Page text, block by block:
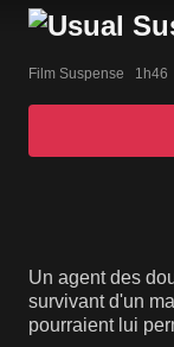
Film Suspense   1h46
Un agent des
survivant d'un
pourraient lui